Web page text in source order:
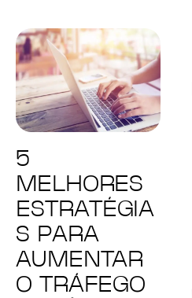
5
MELHORES
ESTRATÉGIA
S PARA
AUMENTAR
O TRÁFEGO